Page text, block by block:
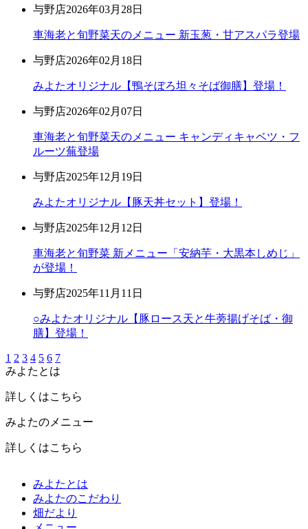
与野店2026年03月28日
車海老と旬野菜天のメニュー 新玉葱・甘アスパラ登場
与野店2026年02月18日
みよたオリジナル【鴨そぼろ坦々そば御膳】登場！
与野店2026年02月07日
車海老と旬野菜天のメニュー キャンディキャベツ・フ
ルーツ蕪登場
与野店2025年12月19日
みよたオリジナル【豚天丼セット】登場！
与野店2025年12月12日
車海老と旬野菜 新メニュー「安納芋・大黒本しめじ」
が登場！
与野店2025年11月11日
○みよたオリジナル【豚ロース天と牛蒡揚げそば・御
膳】登場！
1 2 3 4 5 6 7
みよたとは
詳しくはこちら
みよたのメニュー
詳しくはこちら
みよたとは
みよたのこだわり
畑だより